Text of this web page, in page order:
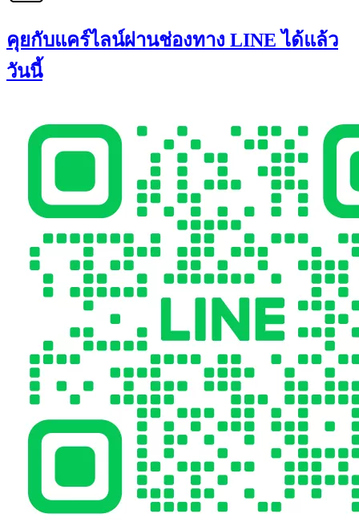
คุยกับแคร์ไลน์ผ่านช่องทาง LINE ได้แล้ว
วันนี้